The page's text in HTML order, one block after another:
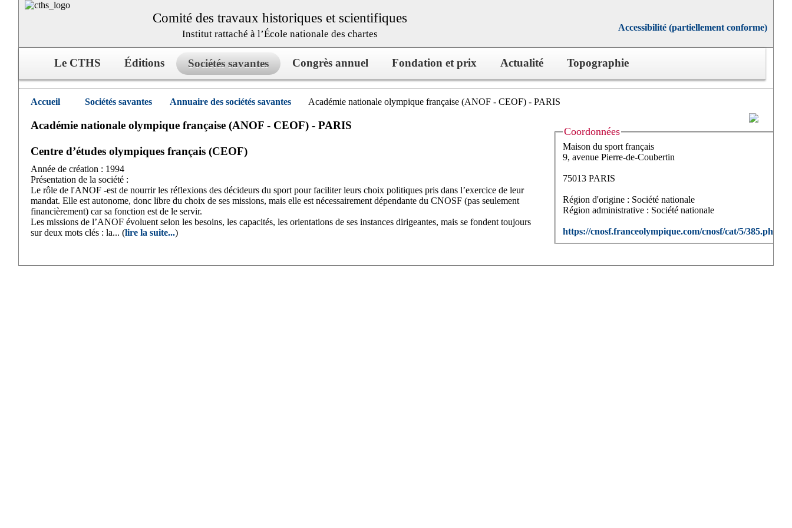
Comité des travaux historiques et scientifiques
Institut rattaché à l’École nationale des chartes
Accessibilité (partiellement conforme)
Le CTHS Éditions Sociétés savantes Congrès annuel Fondation et prix Actualité Topographie
Accueil Sociétés savantes Annuaire des sociétés savantes Académie nationale olympique française (ANOF - CEOF) - PARIS
Académie nationale olympique française (ANOF - CEOF) - PARIS
Centre d’études olympiques français (CEOF)
Année de création : 1994
Présentation de la société :
Le rôle de l'ANOF -est de nourrir les réflexions des décideurs du sport pour faciliter leurs choix politiques pris dans l’exercice de leur
mandat. Elle est autonome, donc libre du choix de ses missions, mais elle est nécessairement dépendante du CNOSF (pas seulement
financièrement) car sa fonction est de le servir.
Les missions de l’ANOF évoluent selon les besoins, les capacités, les orientations de ses instances dirigeantes, mais se fondent toujours
sur deux mots clés : la... (lire la suite...)
Coordonnées
Maison du sport français
9, avenue Pierre-de-Coubertin
75013 PARIS
Région d'origine : Société nationale
Région administrative : Société nationale
https://cnosf.franceolympique.com/cnosf/cat/5/385.php